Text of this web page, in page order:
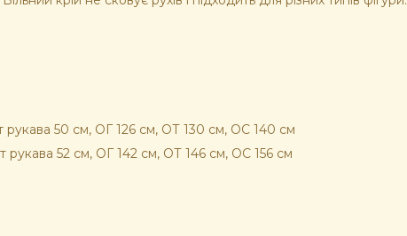
50 см, ОГ 126 см, ОТ 130 см, ОС 140 см
52 см, ОГ 142 см, ОТ 146 см, ОС 156 см